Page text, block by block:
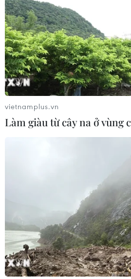
TIN CÙNG CHUYÊN MỤC
Hà Nội: Kiểm tra, xác minh
đến sản phẩm giảm cân dạng
tiêm
06/08/2026 07:05
vietnamplus.vn
Làm giàu từ cây na ở vùng